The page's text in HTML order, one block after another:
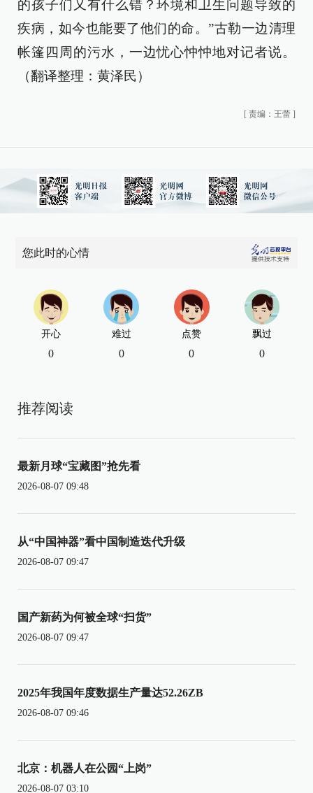
的孩子们又有什么错？环境和卫生问题导致的
疾病，如今也能要了他们的命。”古勒一边清理
帐篷四周的污水，一边忧心忡忡地对记者说。
（翻译整理：黄泽民）
[ 责编：王蕾 ]
您此时的心情
开心
0
难过
0
点赞
0
飘过
0
推荐阅读
最新月球“宝藏图”抢先看
2026-08-07 09:48
从“中国神器”看中国制造迭代升级
2026-08-07 09:47
国产新药为何被全球“扫货”
2026-08-07 09:47
2025年我国年度数据生产量达52.26ZB
2026-08-07 09:46
北京：机器人在公园“上岗”
2026-08-07 03:10